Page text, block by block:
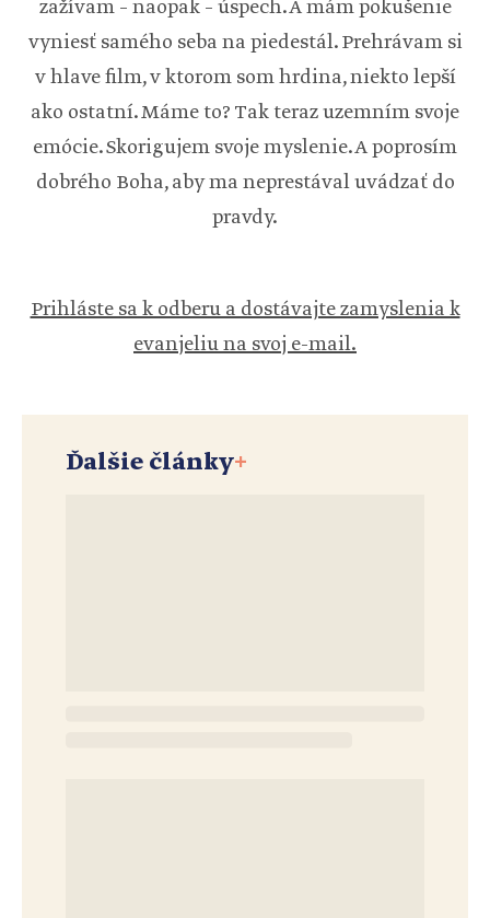
zažívam – naopak – úspech. A mám pokušenie
vyniesť samého seba na piedestál. Prehrávam si
v hlave film, v ktorom som hrdina, niekto lepší
ako ostatní. Máme to? Tak teraz uzemním svoje
emócie. Skorigujem svoje myslenie. A poprosím
dobrého Boha, aby ma neprestával uvádzať do
pravdy.
Prihláste sa k odberu a dostávajte zamyslenia k
evanjeliu na svoj e-mail.
Ďalšie články+